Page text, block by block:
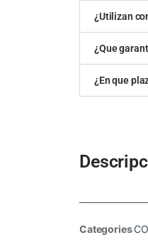
¿Utilizan
¿Que
¿En que
Categories